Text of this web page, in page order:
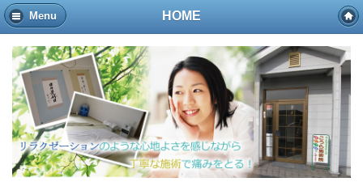
Menu HOME